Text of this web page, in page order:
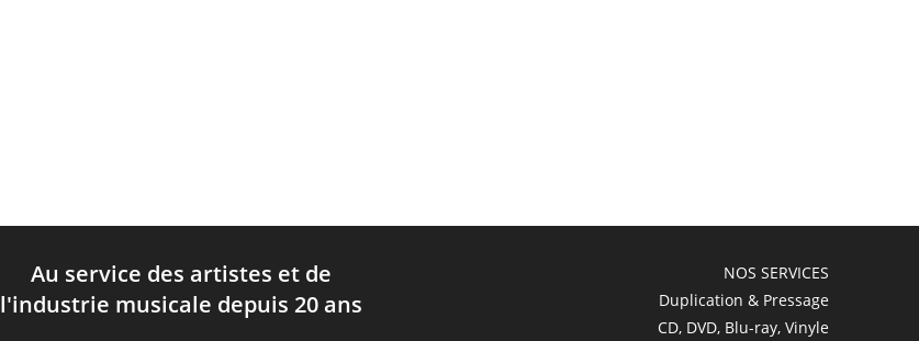
Au service des artistes et de
l'industrie musicale depuis 20 ans
NOS SERVICES
Duplication & Pressage
CD, DVD, Blu-ray, Vinyle